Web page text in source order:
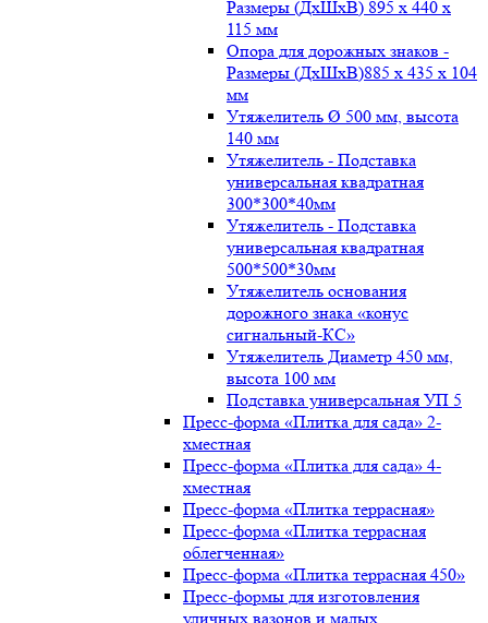
Размеры (ДxШxВ) 895 x 440 x
115 мм
Опора для дорожных знаков -
Размеры (ДxШxВ)885 x 435 x 104
мм
Утяжелитель Ø 500 мм, высота
140 мм
Утяжелитель - Подставка
универсальная квадратная
300*300*40мм
Утяжелитель - Подставка
универсальная квадратная
500*500*30мм
Утяжелитель основания
дорожного знака «конус
сигнальный-КС»
Утяжелитель Диаметр 450 мм,
высота 100 мм
Подставка универсальная УП 5
Пресс-форма «Плитка для сада» 2-
хместная
Пресс-форма «Плитка для сада» 4-
хместная
Пресс-форма «Плитка террасная»
Пресс-форма «Плитка террасная
облегченная»
Пресс-форма «Плитка террасная 450»
Пресс-формы для изготовления
уличных вазонов и малых